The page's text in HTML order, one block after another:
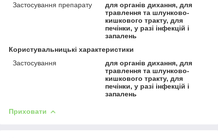
Застосування препарату
для органів дихання, для
травлення та шлунково-
кишкового тракту, для
печінки, у разі інфекцій і
запалень
Користувальницькі характеристики
Застосування
для органів дихання, для
травлення та шлунково-
кишкового тракту, для
печінки, у разі інфекцій і
запалень
Приховати